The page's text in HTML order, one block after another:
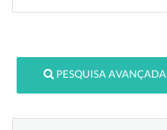
PESQUISA AVANÇADA